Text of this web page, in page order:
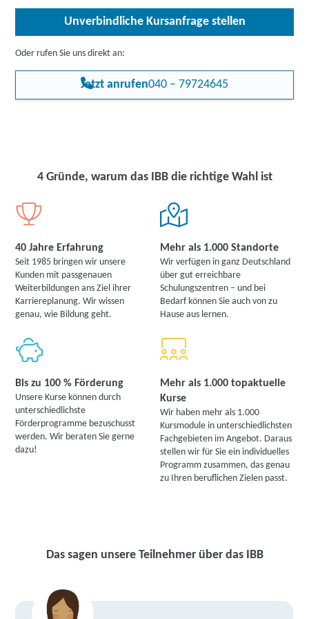
Unverbindliche Kursanfrage stellen
Oder rufen Sie uns direkt an:
Jetzt anrufen040 – 79724645
4 Gründe, warum das IBB die richtige Wahl ist
40 Jahre Erfahrung
Seit 1985 bringen wir unsere
Kunden mit passgenauen
Weiterbildungen ans Ziel ihrer
Karriereplanung. Wir wissen
genau, wie Bildung geht.
Mehr als 1.000 Standorte
Wir verfügen in ganz Deutschland
über gut erreichbare
Schulungszentren – und bei
Bedarf können Sie auch von zu
Hause aus lernen.
Bis zu 100 % Förderung
Unsere Kurse können durch
unterschiedlichste
Förderprogramme bezuschusst
werden. Wir beraten Sie gerne
dazu!
Mehr als 1.000 topaktuelle
Kurse
Wir haben mehr als 1.000
Kursmodule in unterschiedlichsten
Fachgebieten im Angebot. Daraus
stellen wir für Sie ein individuelles
Programm zusammen, das genau
zu Ihren beruflichen Zielen passt.
Das sagen unsere Teilnehmer über das IBB